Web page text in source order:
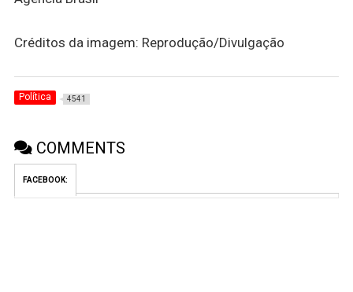
Créditos da imagem: Reprodução/Divulgação
Política 4541
COMMENTS
FACEBOOK: